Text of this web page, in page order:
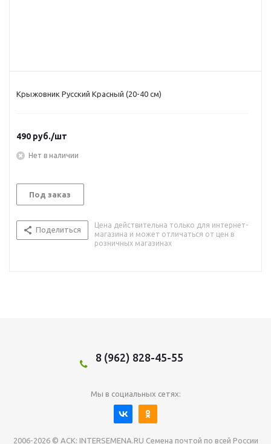
Крыжовник Русский Красный (20-40 см)
490 руб./шт
Нет в наличии
Под заказ
Поделиться
Цена действительна только для интернет-
магазина и может отличаться от цен в
розничных магазинах
8 (962) 828-45-55
Мы в социальных сетях:
2006-2026 © АСК: INTERSEMENA.RU Семена почтой по всей России